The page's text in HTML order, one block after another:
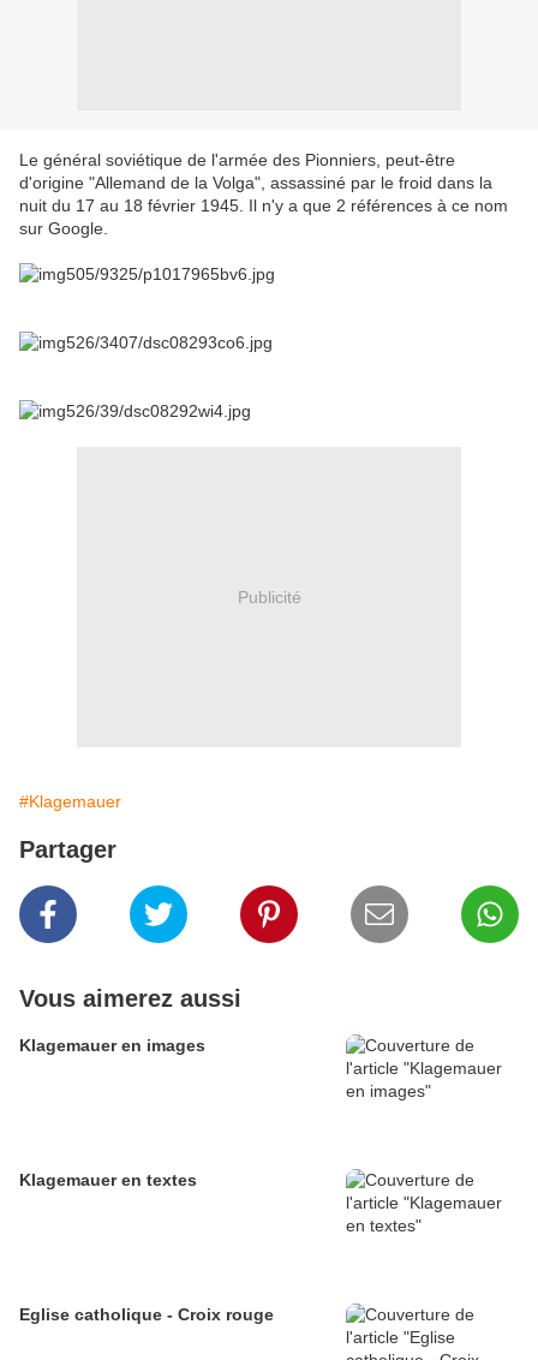
Le général soviétique de l'armée des Pionniers, peut-être
d'origine "Allemand de la Volga", assassiné par le froid dans la
nuit du 17 au 18 février 1945. Il n'y a que 2 références à ce nom
sur Google.
Publicité
#Klagemauer
Partager
Vous aimerez aussi
Klagemauer en images
Klagemauer en textes
Eglise catholique - Croix rouge